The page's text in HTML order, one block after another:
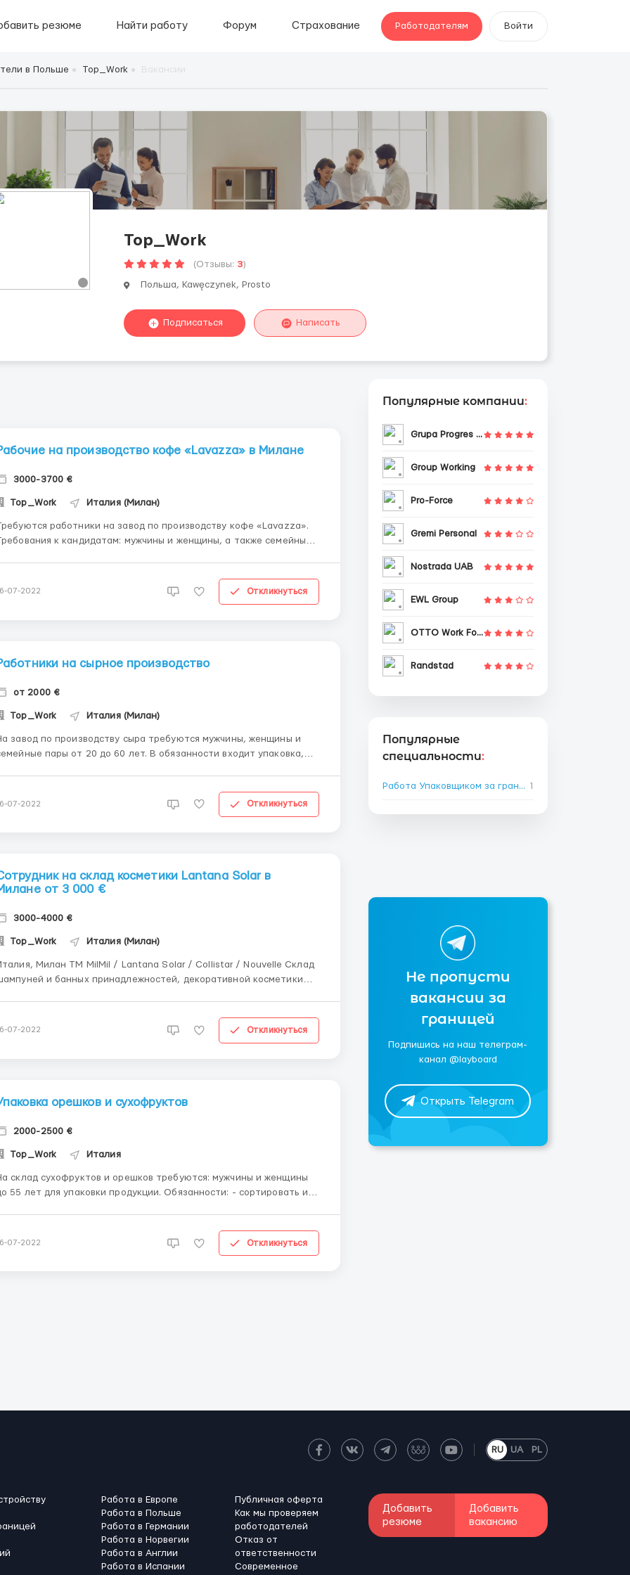
резюме Найти работу Форум Страхование Работодателям Войти
в Польше Top_Work
Top_Work
(Отзывы: 3)
Польша, Kawęczynek, Prosto
Подписаться Написать
на производство кофе «Lavazza» в Милане
3000-3700 €
Top_Work Италия (Милан)
работники на завод по производству кофе «Lavazza».
к кандидатам: мужчины и женщины, а также семейные
привычек. Работа в две смены по 12 часов 5-6 дней в недел...
07-2022 Откликнуться
на сырное производство
от 2000 €
Top_Work Италия (Милан)
завод по производству сыра требуются мужчины, женщины и
пары от 20 до 60 лет. В обязанности входит упаковка,
возможны переработки. Униформа выдается на предпр...
07-2022 Откликнуться
на склад косметики Lantana Solar в
от 3 000 €
3000-4000 €
Top_Work Италия (Милан)
Милан ТМ MilMil / Lantana Solar / Collistar / Nouvelle Склад
и банных принадлежностей, декоративной косметики
комплектация заказов (например: гель-мыло + шампунь ✓ уклад...
16-07-2022 Откликнуться
орешков и сухофруктов
2000-2500 €
Top_Work Италия
склад сухофруктов и орешков требуются: мужчины и женщины
55 лет для упаковки продукции. Обязанности: - сортировать и
График: 8-10 часов, 6 дней в неделю ( вс-выходной...
07-2022 Откликнуться
Популярные компании:
Grupa Progres Sp. z o.o.
Group Working
Pro-Force
Gremi Personal
Nostrada UAB
EWL Group
OTTO Work Force
Randstad
Популярные
специальности:
Работа Упаковщиком за границей 1
Не пропусти
вакансии за
границей
Подпишись на наш телеграм-
канал @layboard
Открыть Telegram
RU UA PL
Работа в Европе
Работа в Польше
Работа в Германии
Работа в Норвегии
Работа в Англии
Работа в Испании
Публичная оферта
Как мы проверяем
работодателей
Отказ от
ответственности
Современное
Добавить
резюме
Добавить
вакансию